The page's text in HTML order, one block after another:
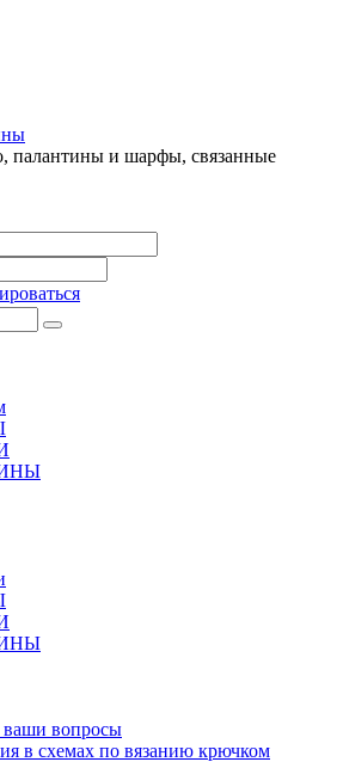
палантины и шарфы, связанные
вопросы
в схемах по вязанию крючком